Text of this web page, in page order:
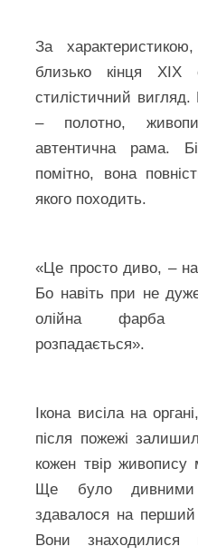
За
близько кінця
стилістичний
– полотно,
автентична рама.
помітно, вона
якого походить.
«Це просто диво, –
Бо навіть при не
олійна фарба
розпадається».
Ікона висіла на
після пожежі
кожен твір
Ще було
здавалося на перший
Вони знаходилися